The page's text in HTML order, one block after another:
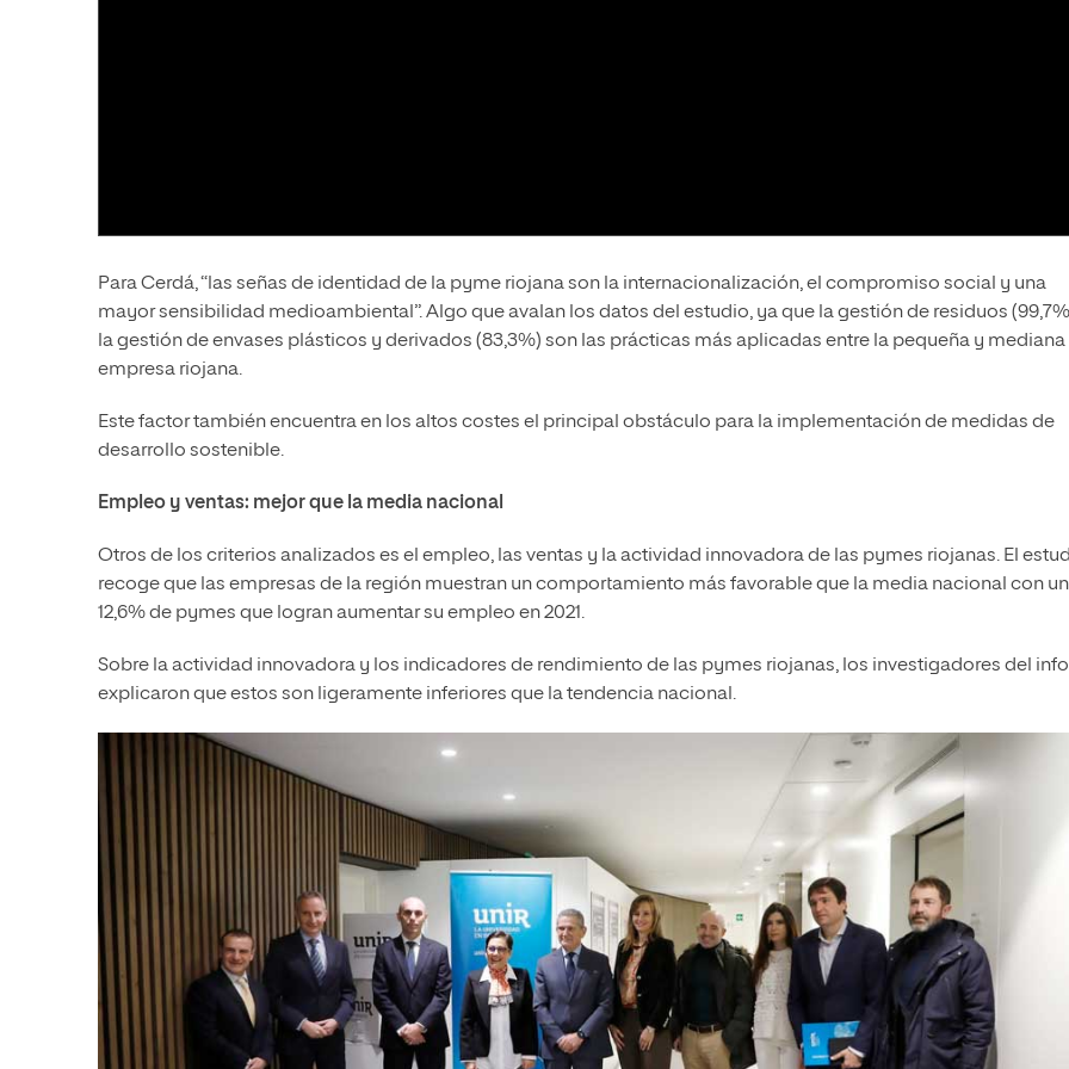
Para Cerdá, “las señas de identidad de la pyme riojana son la internacionalización, el compromiso social y una
mayor sensibilidad medioambiental”. Algo que avalan los datos del estudio, ya que la gestión de residuos
la gestión de envases plásticos y derivados (83,3%) son las prácticas más aplicadas entre la pequeña y mediana
empresa riojana.
Este factor también encuentra en los altos costes el principal obstáculo para la implementación de medidas de
desarrollo sostenible.
Empleo y ventas: mejor que la media nacional
Otros de los criterios analizados es el empleo, las ventas y la actividad innovadora de las pymes riojanas. El
recoge que las empresas de la región muestran un comportamiento más favorable que la media nacional con un
12,6% de pymes que logran aumentar su empleo en 2021.
Sobre la actividad innovadora y los indicadores de rendimiento de las pymes riojanas, los investigadores del
explicaron que estos son ligeramente inferiores que la tendencia nacional.